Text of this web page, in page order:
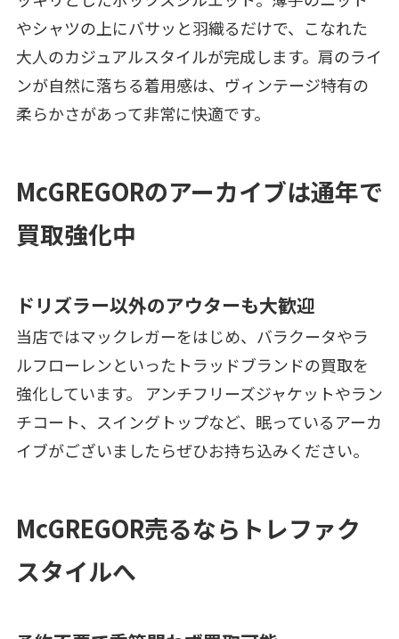
やシャツの上にバサッと羽織るだけで、こなれた
大人のカジュアルスタイルが完成します。肩のライ
ンが自然に落ちる着用感は、ヴィンテージ特有の
柔らかさがあって非常に快適です。
McGREGORのアーカイブは通年で
買取強化中
ドリズラー以外のアウターも大歓迎
当店ではマックレガーをはじめ、バラクータやラ
ルフローレンといったトラッドブランドの買取を
強化しています。 アンチフリーズジャケットやラン
チコート、スイングトップなど、眠っているアーカ
イブがございましたらぜひお持ち込みください。
McGREGOR売るならトレファク
スタイルへ